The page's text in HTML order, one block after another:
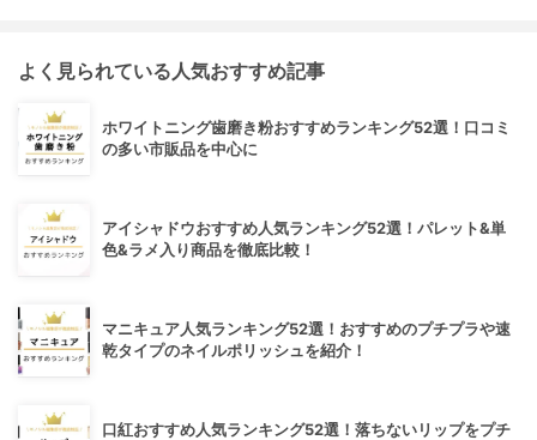
よく見られている人気おすすめ記事
ホワイトニング歯磨き粉おすすめランキング52選！口コミ
の多い市販品を中心に
アイシャドウおすすめ人気ランキング52選！パレット&単
色&ラメ入り商品を徹底比較！
マニキュア人気ランキング52選！おすすめのプチプラや速
乾タイプのネイルポリッシュを紹介！
口紅おすすめ人気ランキング52選！落ちないリップをプチ